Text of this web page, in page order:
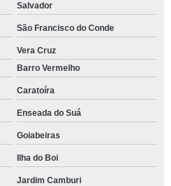
Salvador
São Francisco do Conde
Vera Cruz
Barro Vermelho
Caratoíra
Enseada do Suá
Goiabeiras
Ilha do Boi
Jardim Camburi